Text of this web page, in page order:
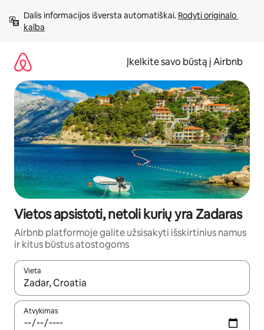
prie
turinio
Dalis informacijos išversta automatiškai. Rodyti originalo
kalba
Įkelkite savo būstą į Airbnb
Vietos apsistoti, netoli kurių yra Zadaras
Airbnb platformoje galite užsisakyti išskirtinius namus
ir kitus būstus atostogoms
Vieta
Kai pasirodys paieškos rezultatai, juos naršyti galite
Atvykimas